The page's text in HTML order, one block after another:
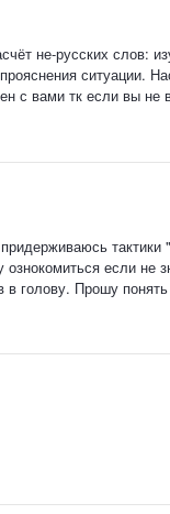
не-русских слов:
ситуации.
с вами тк если вы не
тактики
если не
голову. Прошу понять